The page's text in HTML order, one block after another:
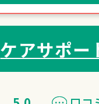
ケアサポー